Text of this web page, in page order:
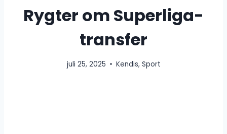
Rygter om Superliga-
transfer
juli 25, 2025 Kendis, Sport